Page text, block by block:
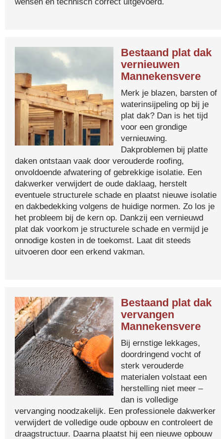
Bestaand plat dak
vernieuwen
Mannekensvere
Merk je blazen, barsten of
waterinsijpeling op bij je
plat dak? Dan is het tijd
voor een grondige
vernieuwing.
Dakproblemen bij platte
daken ontstaan vaak door verouderde roofing,
onvoldoende afwatering of gebrekkige isolatie. Een
dakwerker verwijdert de oude daklaag, herstelt
eventuele structurele schade en plaatst nieuwe isolatie
en dakbedekking volgens de huidige normen. Zo los je
het probleem bij de kern op. Dankzij een vernieuwd
plat dak voorkom je structurele schade en vermijd je
onnodige kosten in de toekomst. Laat dit steeds
uitvoeren door een erkend vakman.
Bestaand plat dak
vervangen
Mannekensvere
Bij ernstige lekkages,
doordringend vocht of
sterk verouderde
materialen volstaat een
herstelling niet meer –
dan is volledige
vervanging noodzakelijk. Een professionele dakwerker
verwijdert de volledige oude opbouw en controleert de
draagstructuur. Daarna plaatst hij een nieuwe opbouw